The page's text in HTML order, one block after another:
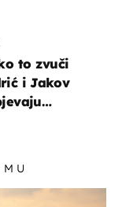
to zvuči
i Jakov